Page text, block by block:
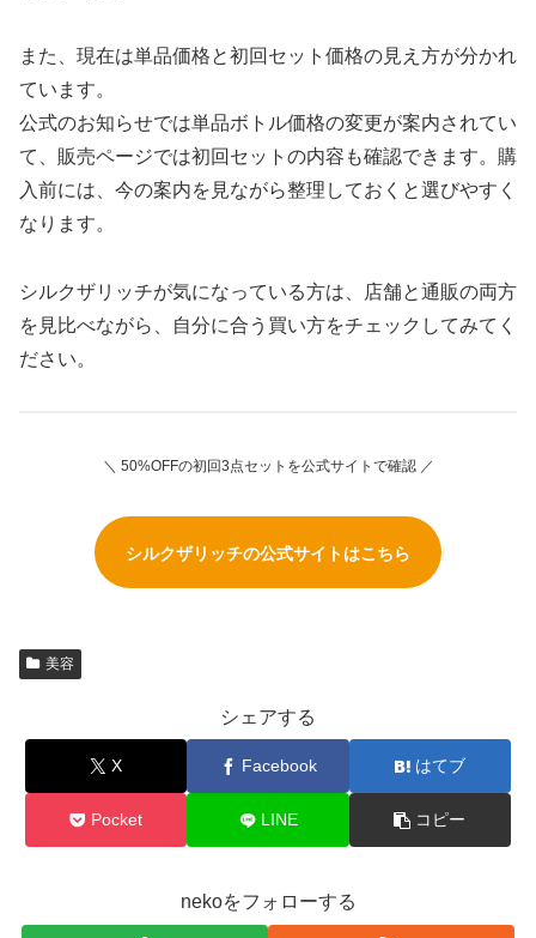
また、現在は単品価格と初回セット価格の見え方が分かれ
ています。
公式のお知らせでは単品ボトル価格の変更が案内されてい
て、販売ページでは初回セットの内容も確認できます。購
入前には、今の案内を見ながら整理しておくと選びやすく
なります。
シルクザリッチが気になっている方は、店舗と通販の両方
を見比べながら、自分に合う買い方をチェックしてみてく
ださい。
＼ 50%OFFの初回3点セットを公式サイトで確認 ／
シルクザリッチの公式サイトはこちら
美容
シェアする
X Facebook はてブ
Pocket LINE コピー
nekoをフォローする